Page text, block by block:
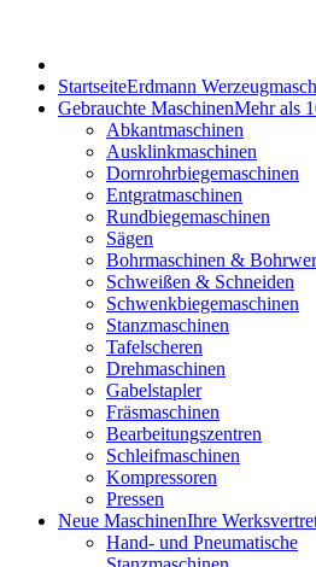
StartseiteErdmann
Gebrauchte MaschinenMehr als
Abkantmaschinen
Ausklinkmaschinen
Dornrohrbiegemaschinen
Entgratmaschinen
Rundbiegemaschinen
Sägen
Bohrmaschinen &
Schweißen & Schneiden
Schwenkbiegemaschinen
Stanzmaschinen
Tafelscheren
Drehmaschinen
Gabelstapler
Fräsmaschinen
Bearbeitungszentren
Schleifmaschinen
Kompressoren
Pressen
Neue MaschinenIhre
Hand- und Pneumatische